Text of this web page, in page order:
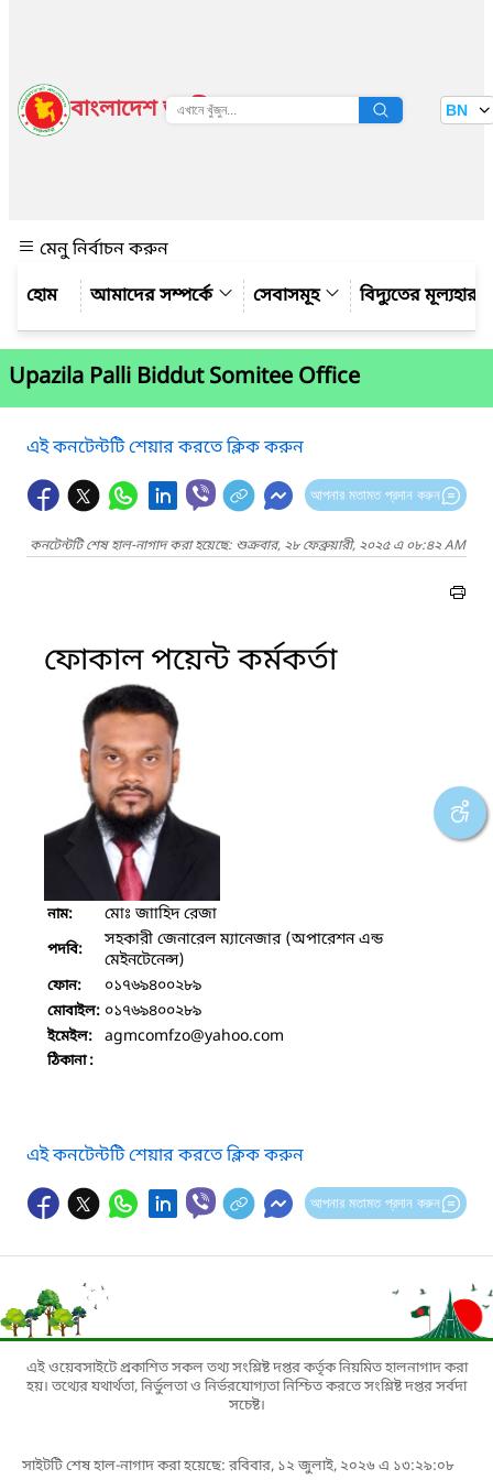
বাংলাদেশ জাতীয় তথ্য বাতায়ন BN
মেনু নির্বাচন করুন
আমাদের সম্পর্কে
সেবাসমূহ বিদ্যুতের মূল্যহার
Upazila Palli Biddut Somitee Office
এই কনটেন্টটি শেয়ার করতে ক্লিক করুন
আপনার মতামত প্রদান করুন
কনটেন্টটি শেষ হাল-নাগাদ করা হয়েছে: শুক্রবার, ২৮ ফেব্রুয়ারী, ২০২৫ এ ০৮:৪২ AM
ফোকাল পয়েন্ট কর্মকর্তা
নাম: মোঃ জাাহিদ রেজা
পদবি:
সহকারী জেনারেল ম্যানেজার (অপারেশন এন্ড
মেইনটেনেন্স)
ফোন: ০১৭৬৯৪০০২৮৯
মোবাইল: ০১৭৬৯৪০০২৮৯
ইমেইল: agmcomfzo@yahoo.com
ঠিকানা :
এই কনটেন্টটি শেয়ার করতে ক্লিক করুন
আপনার মতামত প্রদান করুন
এই ওয়েবসাইটে প্রকাশিত সকল তথ্য সংশ্লিষ্ট দপ্তর কর্তৃক নিয়মিত হালনাগাদ করা
হয়। তথ্যের যথার্থতা, নির্ভুলতা ও নির্ভরযোগ্যতা নিশ্চিত করতে সংশ্লিষ্ট দপ্তর সর্বদা
সচেষ্ট।
সাইটটি শেষ হাল-নাগাদ করা হয়েছে: রবিবার, ১২ জুলাই, ২০২৬ এ ১৩:২৯:০৮